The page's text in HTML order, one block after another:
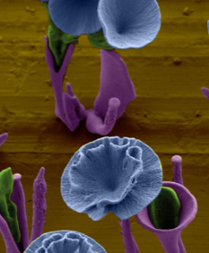
MARS
Záhady a
konspirace
UFO A
MIMOZEMŠŤANÉ